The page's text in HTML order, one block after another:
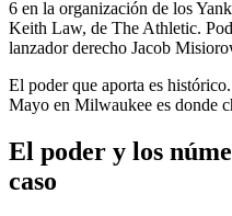
6 en la organización de los
Keith Law, de The Athletic.
lanzador derecho Jacob
El poder que aporta es
Mayo en Milwaukee es donde
El poder y los
caso